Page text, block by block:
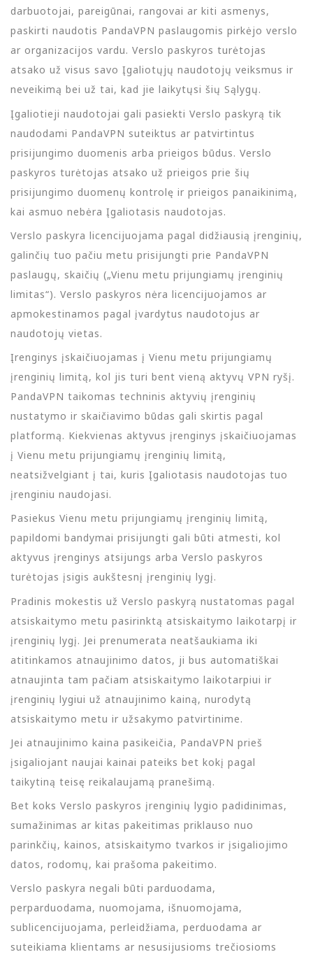
darbuotojai, pareigūnai, rangovai ar kiti asmenys,
paskirti naudotis PandaVPN paslaugomis pirkėjo verslo
ar organizacijos vardu. Verslo paskyros turėtojas
atsako už visus savo Įgaliotųjų naudotojų veiksmus ir
neveikimą bei už tai, kad jie laikytųsi šių Sąlygų.
Įgaliotieji naudotojai gali pasiekti Verslo paskyrą tik
naudodami PandaVPN suteiktus ar patvirtintus
prisijungimo duomenis arba prieigos būdus. Verslo
paskyros turėtojas atsako už prieigos prie šių
prisijungimo duomenų kontrolę ir prieigos panaikinimą,
kai asmuo nebėra Įgaliotasis naudotojas.
Verslo paskyra licencijuojama pagal didžiausią įrenginių,
galinčių tuo pačiu metu prisijungti prie PandaVPN
paslaugų, skaičių („Vienu metu prijungiamų įrenginių
limitas“). Verslo paskyros nėra licencijuojamos ar
apmokestinamos pagal įvardytus naudotojus ar
naudotojų vietas.
Įrenginys įskaičiuojamas į Vienu metu prijungiamų
įrenginių limitą, kol jis turi bent vieną aktyvų VPN ryšį.
PandaVPN taikomas techninis aktyvių įrenginių
nustatymo ir skaičiavimo būdas gali skirtis pagal
platformą. Kiekvienas aktyvus įrenginys įskaičiuojamas
į Vienu metu prijungiamų įrenginių limitą,
neatsižvelgiant į tai, kuris Įgaliotasis naudotojas tuo
įrenginiu naudojasi.
Pasiekus Vienu metu prijungiamų įrenginių limitą,
papildomi bandymai prisijungti gali būti atmesti, kol
aktyvus įrenginys atsijungs arba Verslo paskyros
turėtojas įsigis aukštesnį įrenginių lygį.
Pradinis mokestis už Verslo paskyrą nustatomas pagal
atsiskaitymo metu pasirinktą atsiskaitymo laikotarpį ir
įrenginių lygį. Jei prenumerata neatšaukiama iki
atitinkamos atnaujinimo datos, ji bus automatiškai
atnaujinta tam pačiam atsiskaitymo laikotarpiui ir
įrenginių lygiui už atnaujinimo kainą, nurodytą
atsiskaitymo metu ir užsakymo patvirtinime.
Jei atnaujinimo kaina pasikeičia, PandaVPN prieš
įsigaliojant naujai kainai pateiks bet kokį pagal
taikytiną teisę reikalaujamą pranešimą.
Bet koks Verslo paskyros įrenginių lygio padidinimas,
sumažinimas ar kitas pakeitimas priklauso nuo
parinkčių, kainos, atsiskaitymo tvarkos ir įsigaliojimo
datos, rodomų, kai prašoma pakeitimo.
Verslo paskyra negali būti parduodama,
perparduodama, nuomojama, išnuomojama,
sublicencijuojama, perleidžiama, perduodama ar
suteikiama klientams ar nesusijusioms trečiosioms